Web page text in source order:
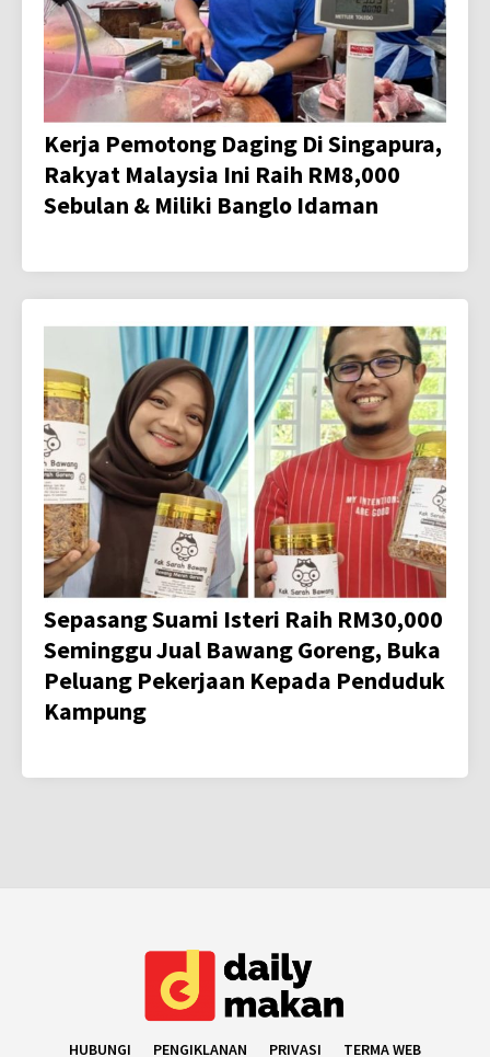
Kerja Pemotong Daging Di Singapura,
Rakyat Malaysia Ini Raih RM8,000
Sebulan & Miliki Banglo Idaman
Sepasang Suami Isteri Raih RM30,000
Seminggu Jual Bawang Goreng, Buka
Peluang Pekerjaan Kepada Penduduk
Kampung
HUBUNGI PENGIKLANAN PRIVASI TERMA WEB